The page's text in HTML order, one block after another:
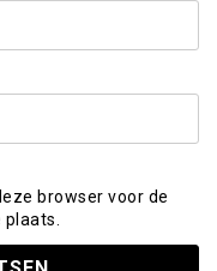
browser voor de